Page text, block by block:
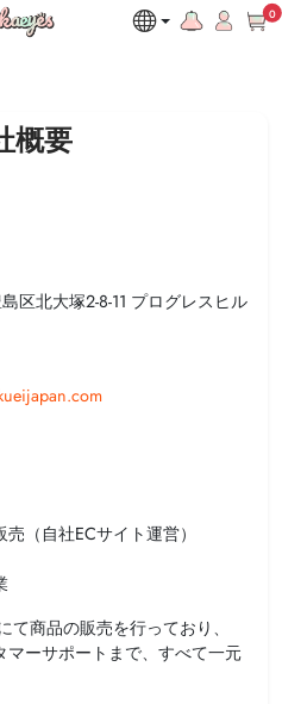
0
概要
区北大塚2-8-11 プログレスヒル
（自社ECサイト運営）
商品の販売を行っており、
ーサポートまで、すべて一元